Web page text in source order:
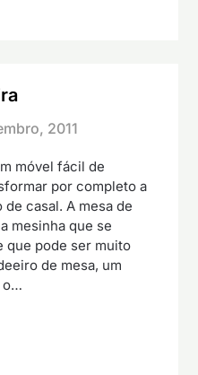
2011
móvel fácil de
por completo a
casal. A mesa de
mesinha que se
que pode ser muito
de mesa, um
o…